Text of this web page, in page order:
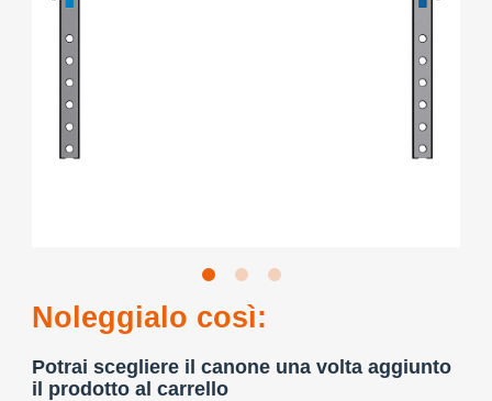
Noleggialo così:
Potrai scegliere il canone una volta aggiunto
il prodotto al carrello